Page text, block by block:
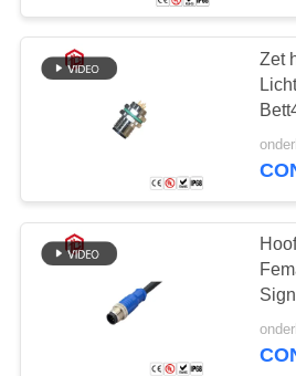
FABRIEKSREIS
PRIVACY
POLICY
Laag
Waterdichte
Schakelaar
Waterdichte
Zet